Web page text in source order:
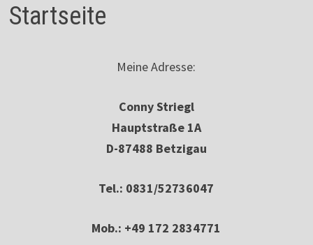
Startseite
Meine Adresse:
Conny Striegl
Hauptstraße 1A
D-87488 Betzigau
Tel.: 0831/52736047
Mob.: +49 172 2834771